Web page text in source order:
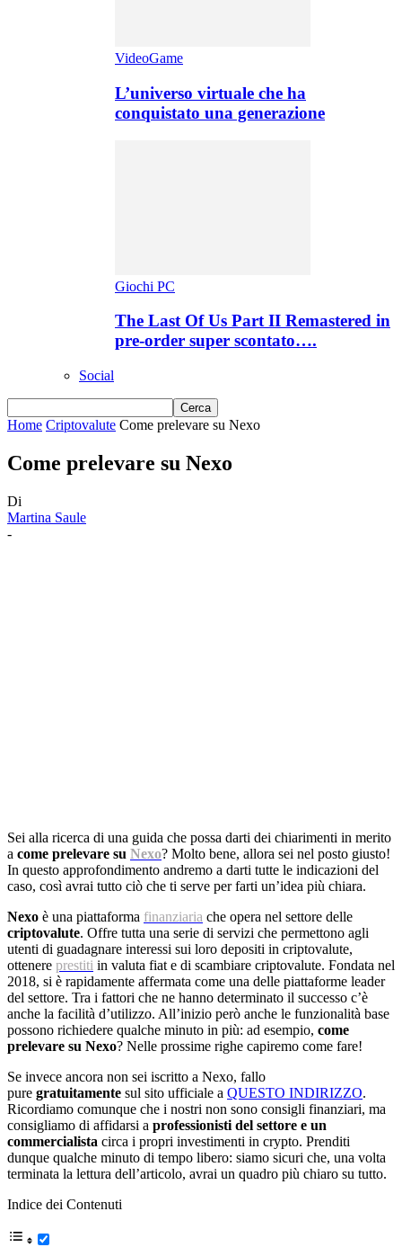
VideoGame
L’universo virtuale che ha
conquistato una generazione
Giochi PC
The Last Of Us Part II Remastered in
pre-order super scontato….
Social
Home Criptovalute Come prelevare su Nexo
Come prelevare su Nexo
Di
Martina Saule
-
Sei alla ricerca di una guida che possa darti dei chiarimenti in merito
a come prelevare su Nexo? Molto bene, allora sei nel posto giusto!
In questo approfondimento andremo a darti tutte le indicazioni del
caso, così avrai tutto ciò che ti serve per farti un’idea più chiara.
Nexo è una piattaforma finanziaria che opera nel settore delle
criptovalute. Offre tutta una serie di servizi che permettono agli
utenti di guadagnare interessi sui loro depositi in criptovalute,
ottenere prestiti in valuta fiat e di scambiare criptovalute. Fondata nel
2018, si è rapidamente affermata come una delle piattaforme leader
del settore. Tra i fattori che ne hanno determinato il successo c’è
anche la facilità d’utilizzo. All’inizio però anche le funzionalità base
possono richiedere qualche minuto in più: ad esempio, come
prelevare su Nexo? Nelle prossime righe capiremo come fare!
Se invece ancora non sei iscritto a Nexo, fallo
pure gratuitamente sul sito ufficiale a QUESTO INDIRIZZO.
Ricordiamo comunque che i nostri non sono consigli finanziari, ma
consigliamo di affidarsi a professionisti del settore e un
commercialista circa i propri investimenti in crypto. Prenditi
dunque qualche minuto di tempo libero: siamo sicuri che, una volta
terminata la lettura dell’articolo, avrai un quadro più chiaro su tutto.
Indice dei Contenuti